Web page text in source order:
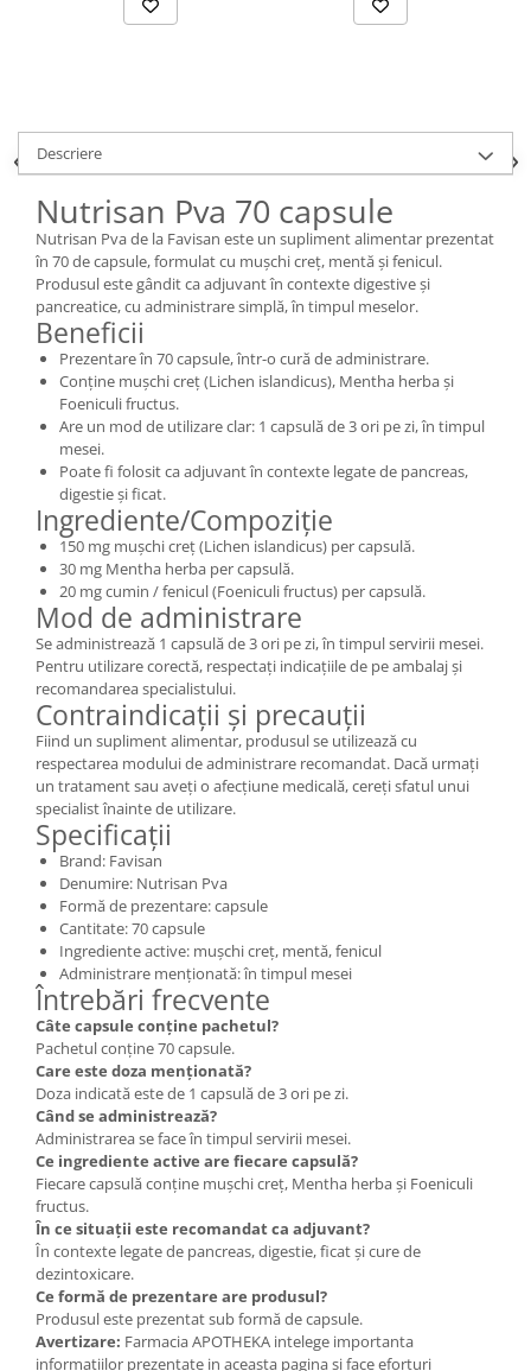
Descriere
Nutrisan Pva 70 capsule
Nutrisan Pva de la Favisan este un supliment alimentar prezentat
în 70 de capsule, formulat cu mușchi creț, mentă și fenicul.
Produsul este gândit ca adjuvant în contexte digestive și
pancreatice, cu administrare simplă, în timpul meselor.
Beneficii
Prezentare în 70 capsule, într-o cură de administrare.
Conține mușchi creț (Lichen islandicus), Mentha herba și
Foeniculi fructus.
Are un mod de utilizare clar: 1 capsulă de 3 ori pe zi, în timpul
mesei.
Poate fi folosit ca adjuvant în contexte legate de pancreas,
digestie și ficat.
Ingrediente/Compoziție
150 mg mușchi creț (Lichen islandicus) per capsulă.
30 mg Mentha herba per capsulă.
20 mg cumin / fenicul (Foeniculi fructus) per capsulă.
Mod de administrare
Se administrează 1 capsulă de 3 ori pe zi, în timpul servirii mesei.
Pentru utilizare corectă, respectați indicațiile de pe ambalaj și
recomandarea specialistului.
Contraindicații și precauții
Fiind un supliment alimentar, produsul se utilizează cu
respectarea modului de administrare recomandat. Dacă urmați
un tratament sau aveți o afecțiune medicală, cereți sfatul unui
specialist înainte de utilizare.
Specificații
Brand: Favisan
Denumire: Nutrisan Pva
Formă de prezentare: capsule
Cantitate: 70 capsule
Ingrediente active: mușchi creț, mentă, fenicul
Administrare menționată: în timpul mesei
Întrebări frecvente
Câte capsule conține pachetul?
Pachetul conține 70 capsule.
Care este doza menționată?
Doza indicată este de 1 capsulă de 3 ori pe zi.
Când se administrează?
Administrarea se face în timpul servirii mesei.
Ce ingrediente active are fiecare capsulă?
Fiecare capsulă conține mușchi creț, Mentha herba și Foeniculi
fructus.
În ce situații este recomandat ca adjuvant?
În contexte legate de pancreas, digestie, ficat și cure de
dezintoxicare.
Ce formă de prezentare are produsul?
Produsul este prezentat sub formă de capsule.
Avertizare: Farmacia APOTHEKA intelege importanta
informatiilor prezentate in aceasta pagina si face eforturi